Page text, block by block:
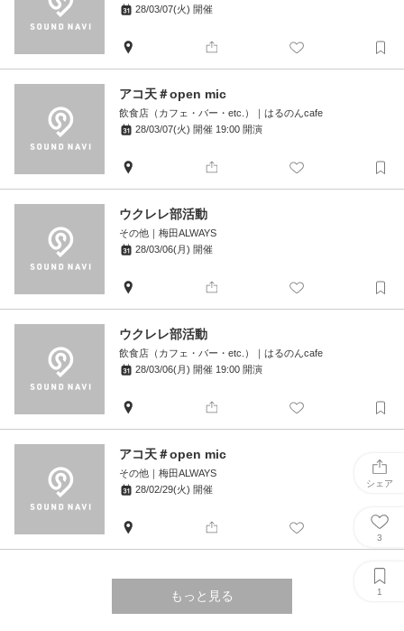
シェア
3
1
28/03/07(火) 開催
アコ天＃open mic
飲食店（カフェ・バー・etc.） ｜ はるのんcafe
28/03/07(火) 開催 19:00 開演
ウクレレ部活動
その他 ｜ 梅田ALWAYS
28/03/06(月) 開催
ウクレレ部活動
飲食店（カフェ・バー・etc.） ｜ はるのんcafe
28/03/06(月) 開催 19:00 開演
アコ天＃open mic
その他 ｜ 梅田ALWAYS
28/02/29(火) 開催
もっと見る